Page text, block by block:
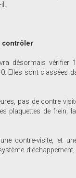
contrôler
désormais
Elles sont classées
pas de contre
plaquettes de frein,
contre-visite, et